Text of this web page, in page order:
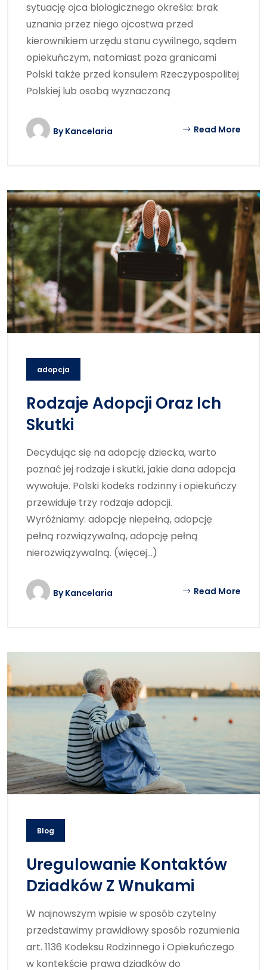
sytuację ojca biologicznego określa: brak
uznania przez niego ojcostwa przed
kierownikiem urzędu stanu cywilnego, sądem
opiekuńczym, natomiast poza granicami
Polski także przed konsulem Rzeczypospolitej
Polskiej lub osobą wyznaczoną
ByKancelaria Read More
adopcja
Rodzaje Adopcji Oraz Ich
Skutki
Decydując się na adopcję dziecka, warto
poznać jej rodzaje i skutki, jakie dana adopcja
wywołuje. Polski kodeks rodzinny i opiekuńczy
przewiduje trzy rodzaje adopcji.
Wyróżniamy: adopcję niepełną, adopcję
pełną rozwiązywalną, adopcję pełną
nierozwiązywalną. (więcej…)
ByKancelaria Read More
Blog
Uregulowanie Kontaktów
Dziadków Z Wnukami
W najnowszym wpisie w sposób czytelny
przedstawimy prawidłowy sposób rozumienia
art. 1136 Kodeksu Rodzinnego i Opiekuńczego
w kontekście prawa dziadków do